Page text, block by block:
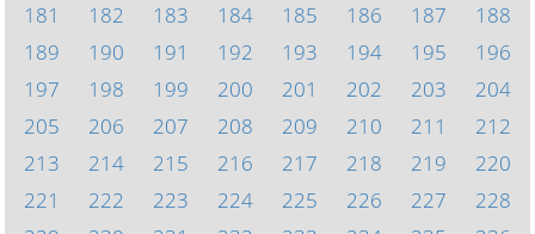
181
182 183 184 185 186 187
188
189
190 191 192 193 194 195
196
197
198 199 200 201 202 203
204
205
206 207 208 209 210 211
212
213
214 215 216 217 218 219
220
221
222 223 224 225 226 227
228